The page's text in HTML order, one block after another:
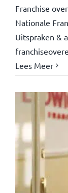
Franchise
Nationale
Uitspraken &
Lees Meer